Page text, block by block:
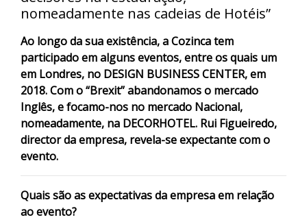
nomeadamente nas cadeias de Hotéis”
Ao longo da sua existência, a Cozinca tem
participado em alguns eventos, entre os quais um
em Londres, no DESIGN BUSINESS CENTER, em
2018. Com o “Brexit” abandonamos o mercado
Inglês, e focamo-nos no mercado Nacional,
nomeadamente, na DECORHOTEL. Rui Figueiredo,
director da empresa, revela-se expectante com o
evento.
Quais são as expectativas da empresa em relação
ao evento?